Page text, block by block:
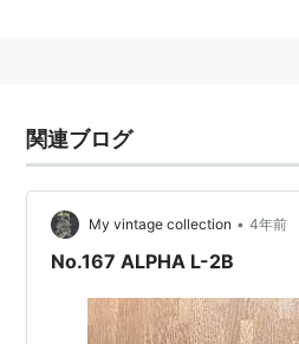
関連ブログ
My vintage collection • 4年前
No.167 ALPHA L-2B